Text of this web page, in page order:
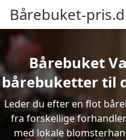
Bårebuket-
Bårebuket
bårebuketter til
Leder du efter en flot
fra forskellige
med lokale